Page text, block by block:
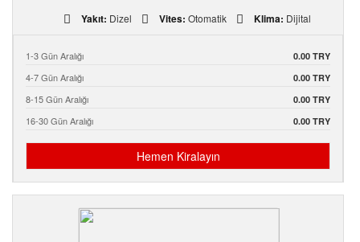
Yakıt: Dizel Vites: Otomatik Klima: Dijital
1-3 Gün Aralığı 0.00 TRY
4-7 Gün Aralığı 0.00 TRY
8-15 Gün Aralığı 0.00 TRY
16-30 Gün Aralığı 0.00 TRY
Hemen Kiralayın